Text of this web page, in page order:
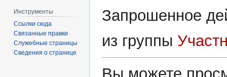
Запрошенное
из группы
Инструменты
Ссылки сюда
Связанные правки
Служебные страницы
Сведения о странице